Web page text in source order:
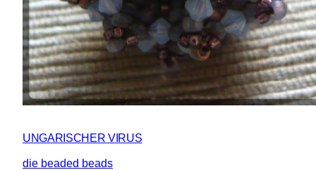
UNGARISCHER VIRUS
die beaded beads